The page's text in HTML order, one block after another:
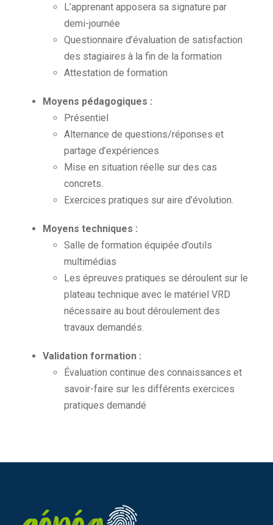
L’apprenant apposera sa signature par
demi-journée
Questionnaire d’évaluation de satisfaction
des stagiaires à la fin de la formation
Attestation de formation
Moyens pédagogiques :
Présentiel
Alternance de questions/réponses et
partage d’expériences
Mise en situation réelle sur des cas
concrets.
Exercices pratiques sur aire d’évolution.
Moyens techniques :
Salle de formation équipée d’outils
multimédias
Les épreuves pratiques se déroulent sur le
plateau technique avec le matériel VRD
nécessaire au bout déroulement des
travaux demandés.
Validation formation :
Évaluation continue des connaissances et
savoir-faire sur les différents exercices
pratiques demandé